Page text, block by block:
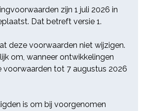
zijn 1 juli 2026 in
Dat betreft versie 1.
deze voorwaarden niet wijzigen.
om, wanneer ontwikkelingen
voorwaarden tot 7 augustus 2026
is om bij voorgenomen